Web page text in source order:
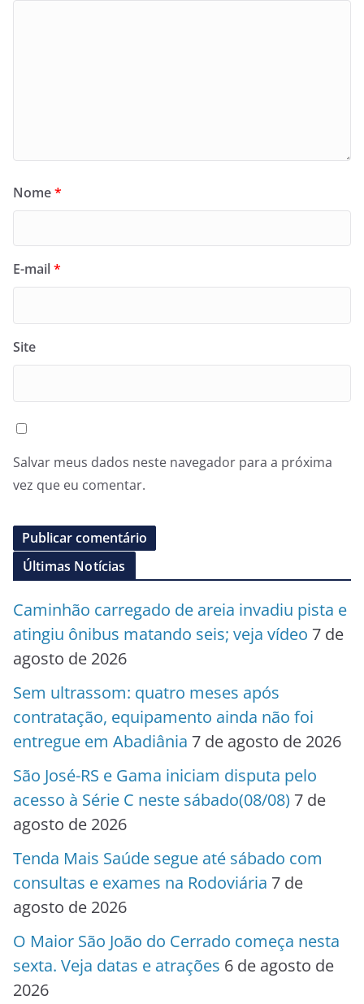
Nome*
E-mail*
Site
Salvar meus dados neste navegador para a próxima
vez que eu comentar.
Últimas Notícias
Caminhão carregado de areia invadiu pista e
atingiu ônibus matando seis; veja vídeo 7 de
agosto de 2026
Sem ultrassom: quatro meses após
contratação, equipamento ainda não foi
entregue em Abadiânia 7 de agosto de 2026
São José-RS e Gama iniciam disputa pelo
acesso à Série C neste sábado(08/08) 7 de
agosto de 2026
Tenda Mais Saúde segue até sábado com
consultas e exames na Rodoviária 7 de
agosto de 2026
O Maior São João do Cerrado começa nesta
sexta. Veja datas e atrações 6 de agosto de
2026